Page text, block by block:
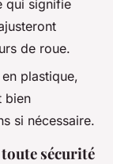
qui signifie
de roue.
plastique,
bien
si nécessaire.
sécurité